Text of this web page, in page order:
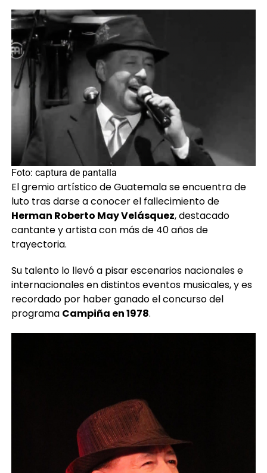
Foto: captura de pantalla
El gremio artístico de Guatemala se encuentra de
luto tras darse a conocer el fallecimiento de
Herman Roberto May Velásquez, destacado
cantante y artista con más de 40 años de
trayectoria.
Su talento lo llevó a pisar escenarios nacionales e
internacionales en distintos eventos musicales, y es
recordado por haber ganado el concurso del
programa Campiña en 1978.